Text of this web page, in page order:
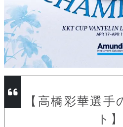
【高橋彩華選
ト】